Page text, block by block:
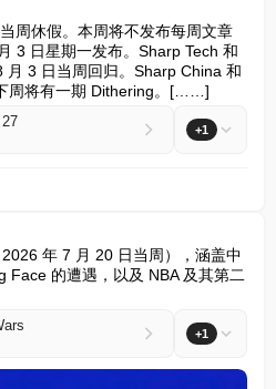
周休假。本周将不发布每周文章
3 日星期一发布。Sharp Tech 和
月 3 日当周回归。Sharp China 和
周将有一期 Dithering。[……]
+1
年 7 月 20 日当周），涵盖中
Face 的遭遇，以及 NBA 及其第二
+1